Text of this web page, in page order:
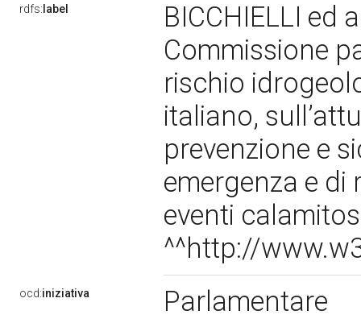
rdfs: label
BICCHIELLI ed
Commissione
rischio
italiano,
prevenzione e
emergenza e
eventi
^^http://
ocd:iniziativa Parlamentare